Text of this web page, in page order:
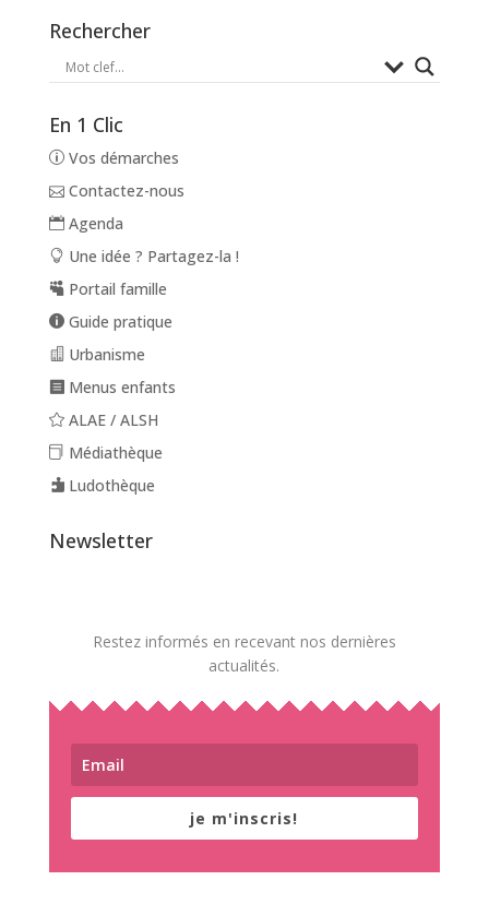
Rechercher
En 1 Clic
Vos démarches
Contactez-nous
Agenda
Une idée ? Partagez-la !
Portail famille
Guide pratique
Urbanisme
Menus enfants
ALAE / ALSH
Médiathèque
Ludothèque
Newsletter
Restez informés en recevant nos dernières
actualités.
je m'inscris!